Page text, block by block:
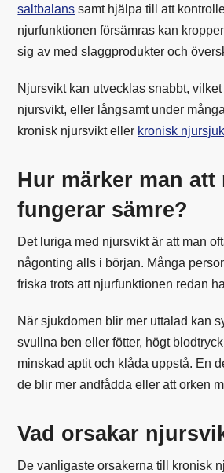
saltbalans samt hjälpa till att
njurfunktionen försämras kan
sig av med slaggprodukter och
Njursvikt kan utvecklas snabbt,
njursvikt, eller långsamt under
kronisk njursvikt eller kronisk
Hur märker man
fungerar sämre?
Det luriga med njursvikt är att man
någonting alls i början. Många
friska trots att njurfunktionen redan
När sjukdomen blir mer uttalad kan
svullna ben eller fötter, högt
minskad aptit och klåda uppstå. En
de blir mer andfådda eller att orken
Vad orsakar
De vanligaste orsakerna till kronisk